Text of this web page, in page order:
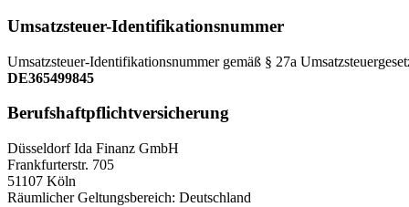
Umsatzsteuer-Identifikationsnummer
Umsatzsteuer-Identifikationsnummer gemäß § 27a
DE365499845
Berufshaftpflichtversicherung
Düsseldorf Ida Finanz GmbH
Frankfurterstr. 705
51107 Köln
Räumlicher Geltungsbereich: Deutschland